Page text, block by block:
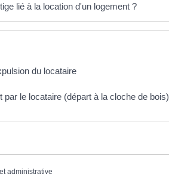
lié à la location d'un logement ?
du locataire
par le locataire (départ à la cloche de bois)
administrative